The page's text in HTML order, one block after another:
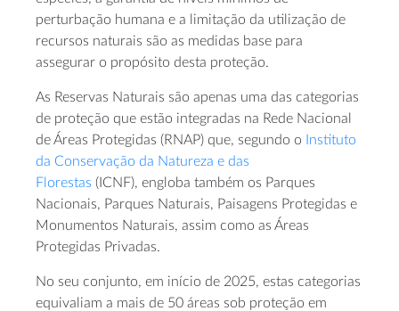
perturbação humana e a limitação da utilização de
recursos naturais são as medidas base para
assegurar o propósito desta proteção.
As Reservas Naturais são apenas uma das categorias
de proteção que estão integradas na Rede Nacional
de Áreas Protegidas (RNAP) que, segundo o
Instituto
da Conservação da Natureza e das
Florestas (ICNF), engloba também os Parques
Nacionais, Parques Naturais, Paisagens Protegidas e
Monumentos Naturais, assim como as Áreas
Protegidas Privadas.
No seu conjunto, em início de 2025, estas categorias
equivaliam a mais de 50 áreas sob proteção em